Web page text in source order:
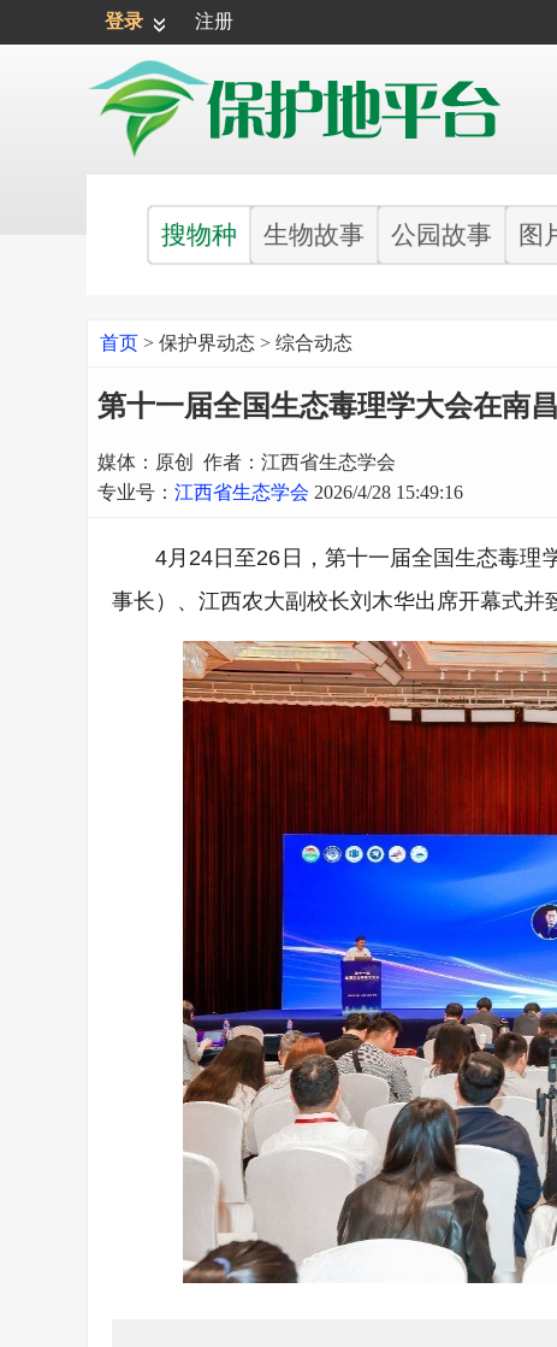
登录 注册
搜物种 生物故事 公园故事 图
首页 > 保护界动态 > 综合动态
第十一届全国生态毒理学大会在南
媒体：原创 作者：江西省生态学会
专业号： 江西省生态学会 2026/4/28 15:49:16
4月24日至26日，第十一届全国生态毒理
事长）、江西农大副校长刘木华出席开幕式并